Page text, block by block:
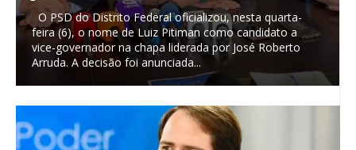
O PSD do Distrito Federal oficializou, nesta quarta-
feira (6), o nome de Luiz Pitiman como candidato a
vice-governador na chapa liderada por José Roberto
Arruda. A decisão foi anunciada...